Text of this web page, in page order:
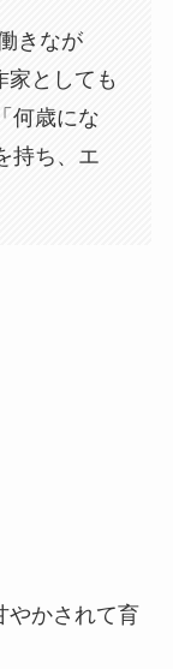
きなが
家としても
何歳にな
持ち、エ
やかされて育